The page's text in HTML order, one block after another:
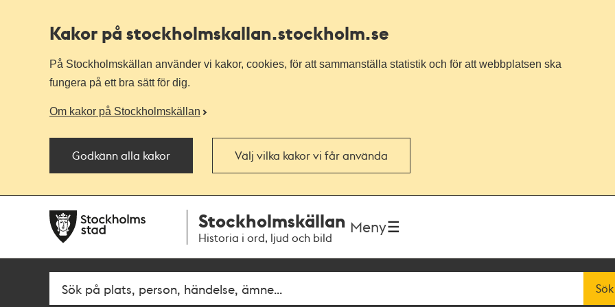
Kakor på stockholmskallan.stockholm.se
På Stockholmskällan använder vi kakor, cookies, för att sammanställa statistik och för att webbplatsen ska
fungera på ett bra sätt för dig.
Om kakor på Stockholmskällan
Godkänn alla kakor Välj vilka kakor vi får använda
navigationen
huvudinnehållet
Stockholmskällan
Historia i ord, ljud och bild
Meny
Fritextsök Sök